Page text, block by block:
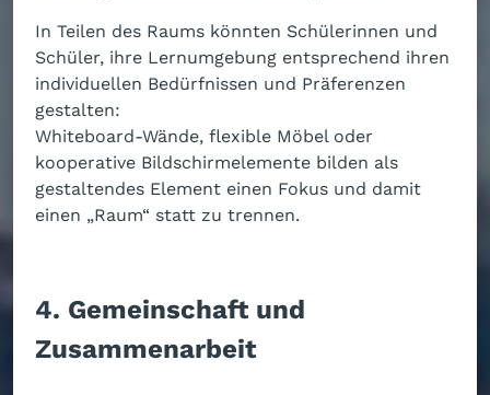
In Teilen des Raums könnten Schülerinnen und
Schüler, ihre Lernumgebung entsprechend ihren
individuellen Bedürfnissen und Präferenzen
gestalten:
Whiteboard-Wände, flexible Möbel oder
kooperative Bildschirmelemente bilden als
gestaltendes Element einen Fokus und damit
einen „Raum“ statt zu trennen.
4. Gemeinschaft und
Zusammenarbeit